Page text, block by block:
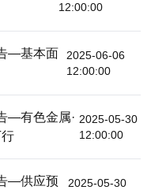
12:00:00
—基本面
2025-06-06
12:00:00
—有色金属· 2025-05-30
12:00:00
—供应预
2025-05-30